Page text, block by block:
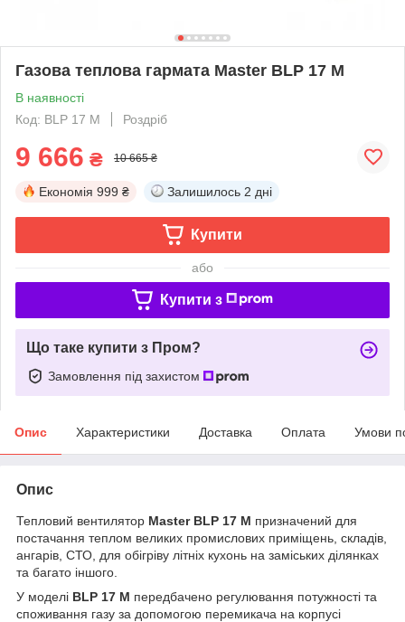
Газова теплова гармата Master BLP 17 M
В наявності
Код: BLP 17 M
Роздріб
9 666 ₴ 10 665 ₴
Економія 999 ₴ Залишилось 2 дні
Купити
або
Купити з
Що таке купити з Пром?
Замовлення під захистом
Опис Характеристики Доставка Оплата Умови
Опис
Тепловий вентилятор Master BLP 17 M призначений для
постачання теплом великих промислових приміщень, складів,
ангарів, СТО, для обігріву літніх кухонь на заміських ділянках
та багато іншого.
У моделі BLP 17 M передбачено регулювання потужності та
споживання газу за допомогою перемикача на корпусі